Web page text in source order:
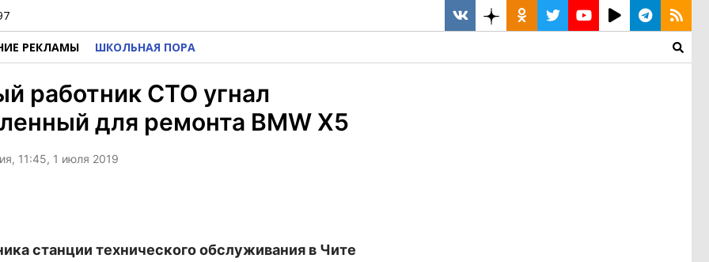
РЕКЛАМЫ ШКОЛЬНАЯ ПОРА
работник СТО угнал
для ремонта BMW Х5
11:45, 1 июля 2019
станции технического обслуживания в Чите